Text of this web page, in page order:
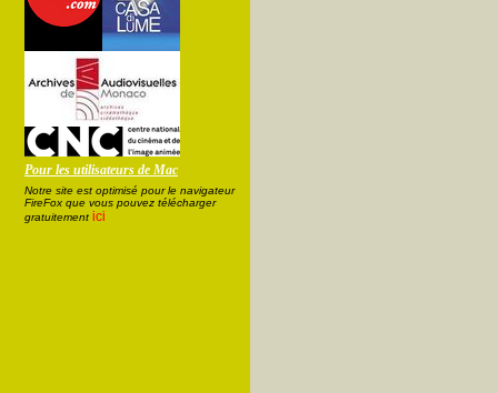
Pour les utilisateurs de Mac
Notre site est optimisé pour le navigateur
FireFox que vous pouvez télécharger
gratuitement ici